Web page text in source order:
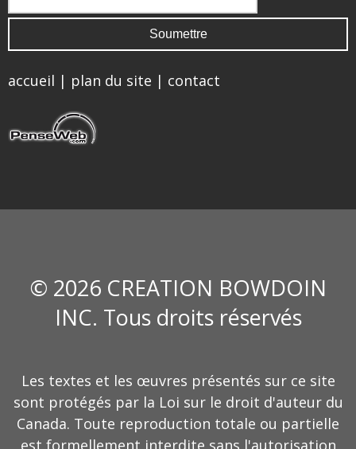
accueil | plan du site | contact
© 2026 CREATION BOWDOIN
INC. Tous droits réservés
Les textes et les œuvres présentés sur ce site
sont protégés par la Loi sur le droit d'auteur du
Canada. Toute reproduction totale ou partielle
est formellement interdite sans l'autorisation